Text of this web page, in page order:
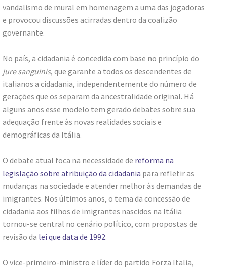
vandalismo de mural em homenagem a uma das jogadoras
e provocou discussões acirradas dentro da coalizão
governante.
No país, a cidadania é concedida com base no princípio do
jure sanguinis, que garante a todos os descendentes de
italianos a cidadania, independentemente do número de
gerações que os separam da ancestralidade original. Há
alguns anos esse modelo tem gerado debates sobre sua
adequação frente às novas realidades sociais e
demográficas da Itália.
O debate atual foca na necessidade de reforma na
legislação sobre atribuição da cidadania para refletir as
mudanças na sociedade e atender melhor às demandas de
imigrantes. Nos últimos anos, o tema da concessão de
cidadania aos filhos de imigrantes nascidos na Itália
tornou-se central no cenário político, com propostas de
revisão da lei que data de 1992.
O vice-primeiro-ministro e líder do partido Forza Italia,